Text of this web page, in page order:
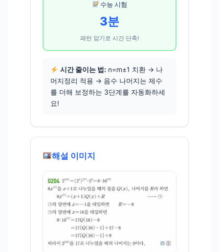
수능 시험
3분
패턴 암기로 시간 단축!
시간 줄이는 법:n=m±1 치환 → 나
머지정리 적용 → 음수 나머지는 제수
를 더해 보정하는 3단계를 자동화하세
요!
해설 이미지